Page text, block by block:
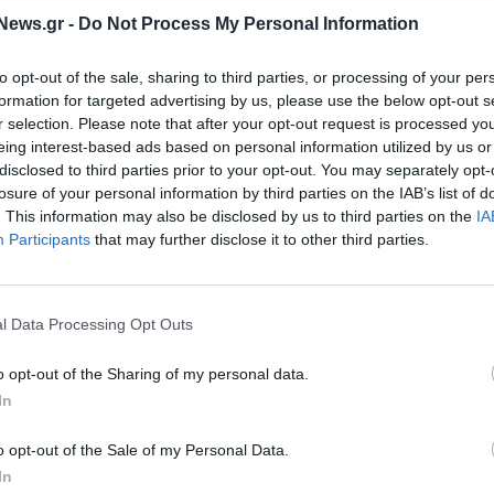
- Do Not Process My Personal Information
opt-out of the sale, sharing to third parties, or processing of your
for targeted advertising by us, please use the below opt-out
selection. Please note that after your opt-out request is processed
interest-based ads based on personal information utilized by us
to third parties prior to your opt-out. You may separately
of your personal information by third parties on the IAB’s list of
This information may also be disclosed by us to third parties on the
Participants that may further disclose it to other third parties.
Data Processing Opt Outs
opt-out of the Sharing of my personal data.
opt-out of the Sale of my Personal Data.
Επιστροφή
τα μερίσματα -
του Cost of
Μεγάλου (Πειραιώς): Θα
και την ερχόμενη τριετία τους
στόχους μας - Τι είπε για το
15/02/2024 - 07:10
εκπομπές